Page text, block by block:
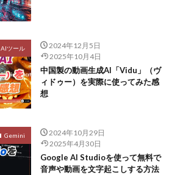
AIツール
2024年12月5日
2025年10月4日
中国製の動画生成AI「Vidu」（ヴ
ィドゥー）を実際に使ってみた感
想
Gemini
2024年10月29日
2025年4月30日
Google AI Studioを使って無料で
音声や動画を文字起こしする方法